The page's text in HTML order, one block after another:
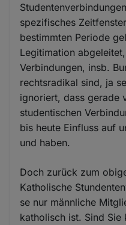
spezifisches
bestimmten Periode
Legitimation
Verbindungen, insb.
rechtsradikal sind, ja
ignoriert, dass gerade
studentischen
bis heute Einfluss auf
und haben.
Doch zurück zum
Katholische
se nur männliche
katholisch ist. Sind